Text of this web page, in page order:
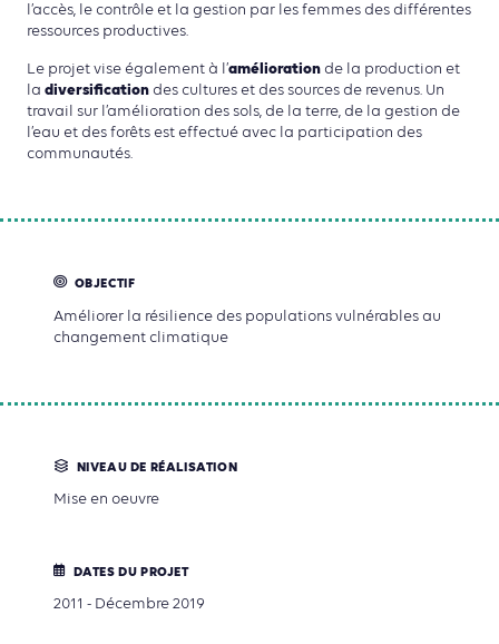
l’accès, le contrôle et la gestion par les femmes des différentes
ressources productives.
Le projet vise également à l’amélioration de la production et
la diversification des cultures et des sources de revenus. Un
travail sur l’amélioration des sols, de la terre, de la gestion de
l’eau et des forêts est effectué avec la participation des
communautés.
OBJECTIF
Améliorer la résilience des populations vulnérables au
changement climatique
NIVEAU DE RÉALISATION
Mise en oeuvre
DATES DU PROJET
2011 - Décembre 2019